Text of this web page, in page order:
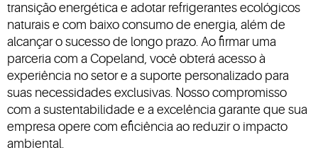
transição energética e adotar refrigerantes ecológicos
naturais e com baixo consumo de energia, além de
alcançar o sucesso de longo prazo. Ao firmar uma
parceria com a Copeland, você obterá acesso à
experiência no setor e a suporte personalizado para
suas necessidades exclusivas. Nosso compromisso
com a sustentabilidade e a excelência garante que sua
empresa opere com eficiência ao reduzir o impacto
ambiental.